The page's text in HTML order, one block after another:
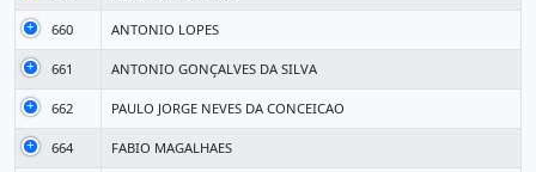
660 ANTONIO LOPES
661 ANTONIO GONÇALVES DA SILVA
662 PAULO JORGE NEVES DA CONCEICAO
664 FABIO MAGALHAES